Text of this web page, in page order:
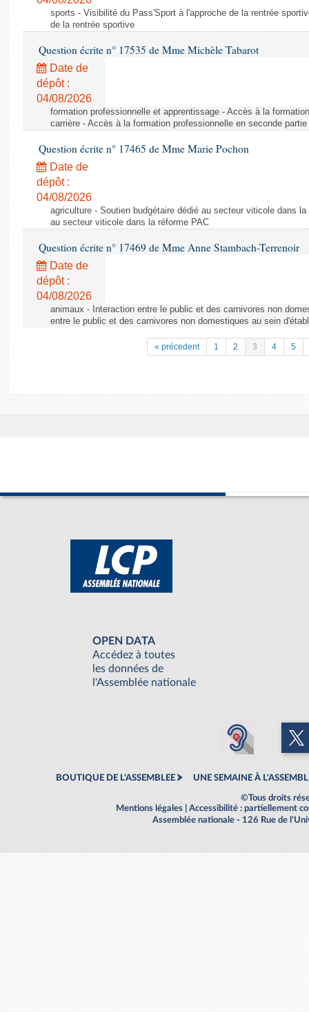
sports - Visibilité du Pass'Sport à l'approche de la rentrée
de la rentrée sportive
Question écrite n° 17535 de Mme Michèle Tabarot
Date de
dépôt :
04/08/2026
formation professionnelle et apprentissage - Accès à la
carrière - Accès à la formation professionnelle en seconde partie
Question écrite n° 17465 de Mme Marie Pochon
Date de
dépôt :
04/08/2026
agriculture - Soutien budgétaire dédié au secteur viticole dans
au secteur viticole dans la réforme PAC
Question écrite n° 17469 de Mme Anne Stambach-Terrenoir
Date de
dépôt :
04/08/2026
animaux - Interaction entre le public et des carnivores non
entre le public et des carnivores non domestiques au sein
« précedent 1 2 3 4 5
OPEN DATA
Accédez à toutes
les données de
l'Assemblée nationale
BOUTIQUE DE L'ASSEMBLEE UNE SEMAINE À
©Tous droits
Mentions légales
Accessibilité : partiellement
Assemblée nationale - 126 Rue de